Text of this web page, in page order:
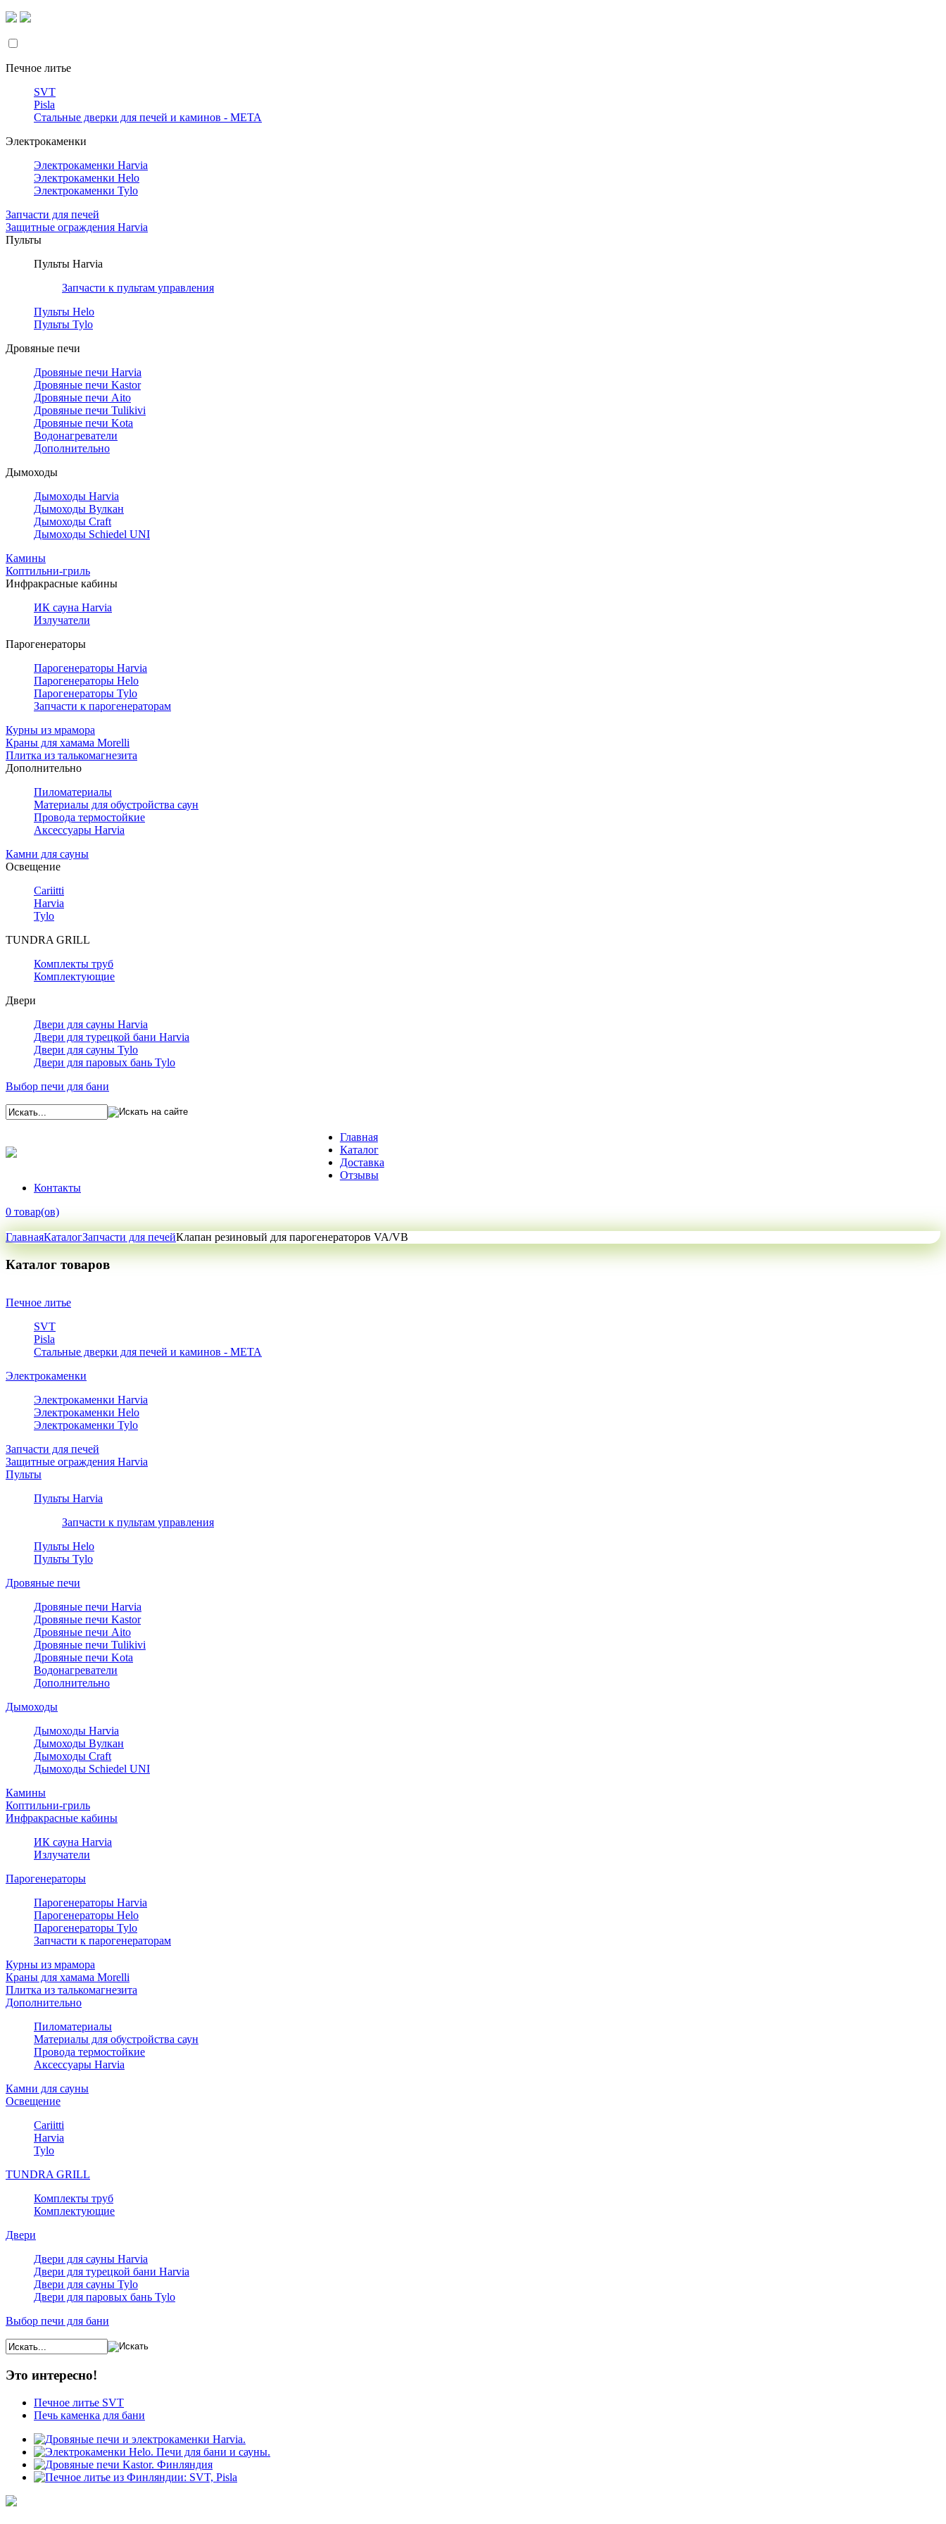
Печное литье
SVT
Pisla
Стальные дверки для печей и каминов - META
Электрокаменки
Электрокаменки Harvia
Электрокаменки Helo
Электрокаменки Tylo
Запчасти для печей
Защитные ограждения Harvia
Пульты
Пульты Harvia
Запчасти к пультам управления
Пульты Helo
Пульты Tylo
Дровяные печи
Дровяные печи Harvia
Дровяные печи Kastor
Дровяные печи Aito
Дровяные печи Tulikivi
Дровяные печи Kota
Водонагреватели
Дополнительно
Дымоходы
Дымоходы Harvia
Дымоходы Вулкан
Дымоходы Craft
Дымоходы Schiedel UNI
Камины
Коптильни-гриль
Инфракрасные кабины
ИК сауна Harvia
Излучатели
Парогенераторы
Парогенераторы Harvia
Парогенераторы Helo
Парогенераторы Tylo
Запчасти к парогенераторам
Курны из мрамора
Краны для хамама Morelli
Плитка из талькомагнезита
Дополнительно
Пиломатериалы
Материалы для обустройства саун
Провода термостойкие
Аксессуары Harvia
Камни для сауны
Освещение
Cariitti
Harvia
Tylo
TUNDRA GRILL
Комплекты труб
Комплектующие
Двери
Двери для сауны Harvia
Двери для турецкой бани Harvia
Двери для сауны Tylo
Двери для паровых бань Tylo
Выбор печи для бани
Главная
Каталог
Доставка
Отзывы
Контакты
0 товар(ов)
ГлавнаяКаталогЗапчасти для печейКлапан резиновый для парогенераторов VA/VB
Каталог товаров
Печное литье
SVT
Pisla
Стальные дверки для печей и каминов - META
Электрокаменки
Электрокаменки Harvia
Электрокаменки Helo
Электрокаменки Tylo
Запчасти для печей
Защитные ограждения Harvia
Пульты
Пульты Harvia
Запчасти к пультам управления
Пульты Helo
Пульты Tylo
Дровяные печи
Дровяные печи Harvia
Дровяные печи Kastor
Дровяные печи Aito
Дровяные печи Tulikivi
Дровяные печи Kota
Водонагреватели
Дополнительно
Дымоходы
Дымоходы Harvia
Дымоходы Вулкан
Дымоходы Craft
Дымоходы Schiedel UNI
Камины
Коптильни-гриль
Инфракрасные кабины
ИК сауна Harvia
Излучатели
Парогенераторы
Парогенераторы Harvia
Парогенераторы Helo
Парогенераторы Tylo
Запчасти к парогенераторам
Курны из мрамора
Краны для хамама Morelli
Плитка из талькомагнезита
Дополнительно
Пиломатериалы
Материалы для обустройства саун
Провода термостойкие
Аксессуары Harvia
Камни для сауны
Освещение
Cariitti
Harvia
Tylo
TUNDRA GRILL
Комплекты труб
Комплектующие
Двери
Двери для сауны Harvia
Двери для турецкой бани Harvia
Двери для сауны Tylo
Двери для паровых бань Tylo
Выбор печи для бани
Это интересно!
Печное литье SVT
Печь каменка для бани